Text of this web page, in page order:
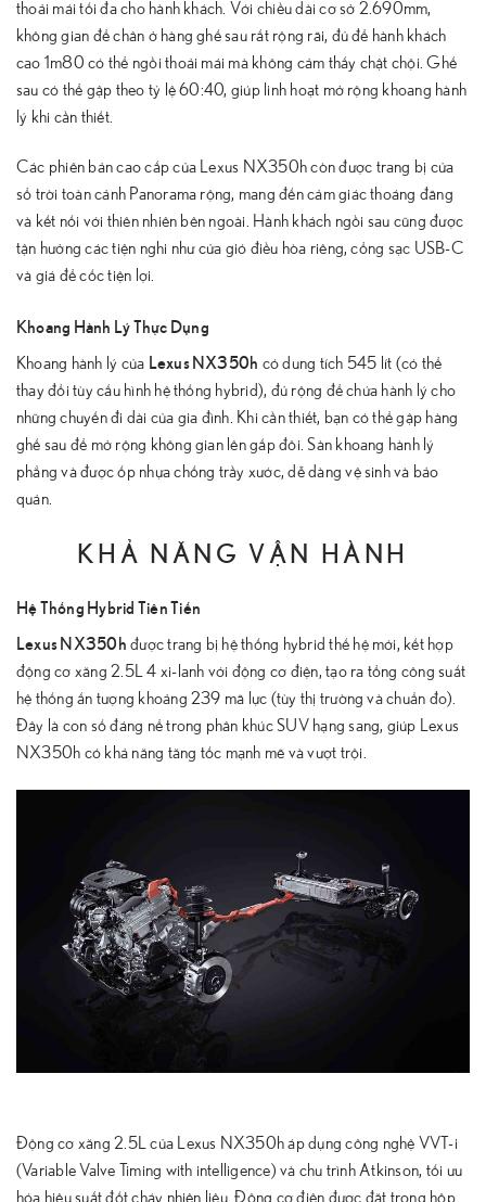
thoải mái tối đa cho hành khách. Với chiều dài cơ sở 2.690mm,
không gian để chân ở hàng ghế sau rất rộng rãi, đủ để hành khách
cao 1m80 có thể ngồi thoải mái mà không cảm thấy chật chội. Ghế
sau có thể gập theo tỷ lệ 60:40, giúp linh hoạt mở rộng khoang hành
lý khi cần thiết.
Các phiên bản cao cấp của Lexus NX350h còn được trang bị cửa
sổ trời toàn cảnh Panorama rộng, mang đến cảm giác thoáng đãng
và kết nối với thiên nhiên bên ngoài. Hành khách ngồi sau cũng được
tận hưởng các tiện nghi như cửa gió điều hòa riêng, cổng sạc USB-C
và giá để cốc tiện lợi.
Khoang Hành Lý Thực Dụng
Khoang hành lý của Lexus NX350h có dung tích 545 lít (có thể
thay đổi tùy cấu hình hệ thống hybrid), đủ rộng để chứa hành lý cho
những chuyến đi dài của gia đình. Khi cần thiết, bạn có thể gập hàng
ghế sau để mở rộng không gian lên gấp đôi. Sàn khoang hành lý
phẳng và được ốp nhựa chống trầy xước, dễ dàng vệ sinh và bảo
quản.
KHẢ NĂNG VẬN HÀNH
Hệ Thống Hybrid Tiên Tiến
Lexus NX350h được trang bị hệ thống hybrid thế hệ mới, kết hợp
động cơ xăng 2.5L 4 xi-lanh với động cơ điện, tạo ra tổng công suất
hệ thống ấn tượng khoảng 239 mã lực (tùy thị trường và chuẩn đo).
Đây là con số đáng nể trong phân khúc SUV hạng sang, giúp Lexus
NX350h có khả năng tăng tốc mạnh mẽ và vượt trội.
Động cơ xăng 2.5L của Lexus NX350h áp dụng công nghệ VVT-i
(Variable Valve Timing with intelligence) và chu trình Atkinson, tối ưu
hóa hiệu suất đốt cháy nhiên liệu. Động cơ điện được đặt trong hộp